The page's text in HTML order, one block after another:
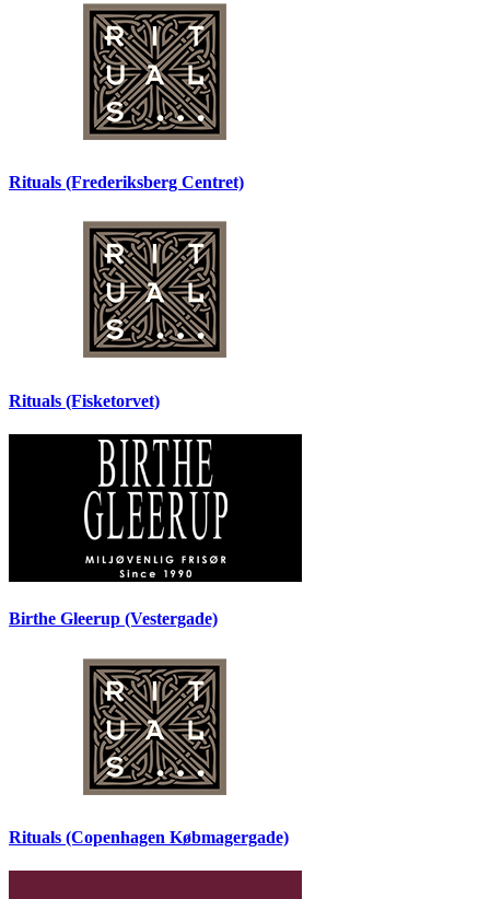
Rituals (Frederiksberg Centret)
Rituals (Fisketorvet)
Birthe Gleerup (Vestergade)
Rituals (Copenhagen Købmagergade)